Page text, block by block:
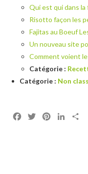
Qui est qui dans la
Risotto façon les
Fajitas au Boeuf
Un nouveau site
Comment voient
Catégorie :
Catégorie : Non
FacebookTwitterPinterest